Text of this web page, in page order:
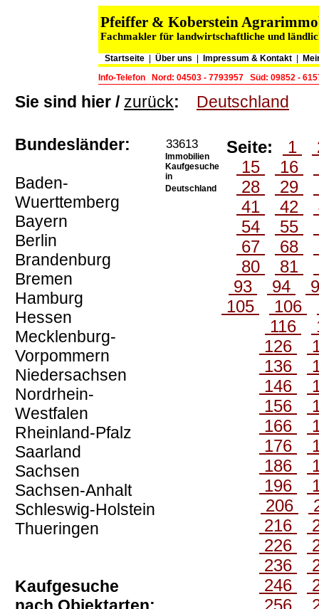
Pfeiffer & Koberstein
Fachmakler für landwirtschaftliche und
Startseite Über uns Impressum & Kontakt
Info-Telefon
Nord: 04503 - 7793957 Süd: 09852 -
Sie sind hier / zurück: Deutschland
Bundesländer:
Baden-
Wuerttemberg
Bayern
Berlin
Brandenburg
Bremen
Hamburg
Hessen
Mecklenburg-
Vorpommern
Niedersachsen
Nordrhein-
Westfalen
Rheinland-Pfalz
Saarland
Sachsen
Sachsen-Anhalt
Schleswig-Holstein
Thueringen
Kaufgesuche
33613
Immobilien
Kaufgesuche
in
Deutschland
Seite: 1
15
16
28
29
41
42
54
55
67
68
80
81
93
94
105
106
116
126
136
146
156
166
176
186
196
206
216
226
236
246
256